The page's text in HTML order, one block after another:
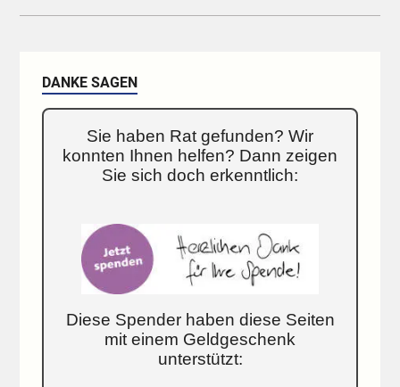
DANKE SAGEN
Sie haben Rat gefunden? Wir
konnten Ihnen helfen? Dann zeigen
Sie sich doch erkenntlich:
Diese Spender haben diese Seiten
mit einem Geldgeschenk
unterstützt: